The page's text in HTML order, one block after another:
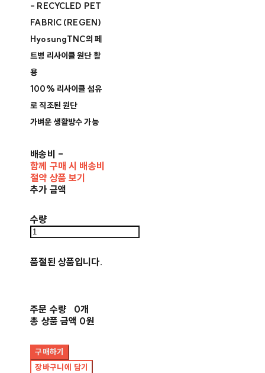
- RECYCLED PET
FABRIC (REGEN)
HyosungTNC의 페
트병 리사이클 원단 활
용
100% 리사이클 섬유
로 직조된 원단
가벼운 생활방수 가능
배송비 -
함께 구매 시 배송비
절약 상품 보기
추가 금액
수량
품절된 상품입니다.
주문 수량
0개
총 상품 금액 0원
구매하기
장바구니에 담기